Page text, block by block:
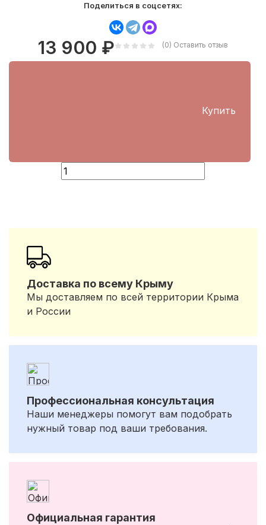
Поделиться в соцсетях:
13 900 ₽ (0) Оставить отзыв
Купить
Доставка по всему Крыму
Мы доставляем по всей территории Крыма
и России
Профессиональная консультация
Наши менеджеры помогут вам подобрать
нужный товар под ваши требования.
Официальная гарантия